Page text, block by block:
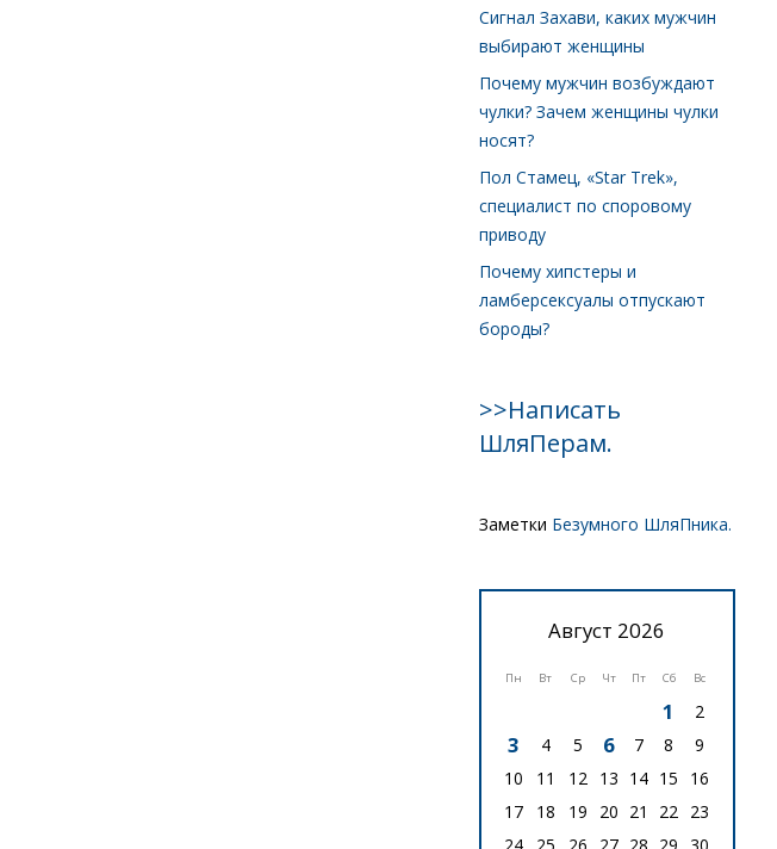
Сигнал Захави, каких мужчин
выбирают женщины
Почему мужчин возбуждают
чулки? Зачем женщины чулки
носят?
Пол Стамец, «Star Trek»,
специалист по споровому
приводу
Почему хипстеры и
ламберсексуалы отпускают
бороды?
>>Написать
ШляПерам.
Заметки Безумного ШляПника.
Август 2026
Пн Вт Ср Чт Пт Сб Вс
1 2
3 4 5 6 7 8
9
10
11 12 13 14 15
16
17
18 19 20 21 22
23
24
25 26 27 28 29 30